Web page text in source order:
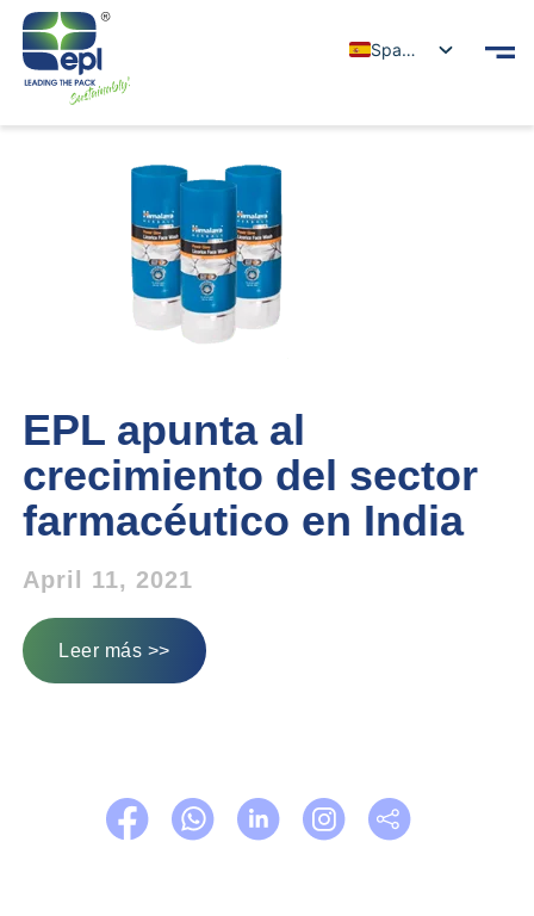
Spanish
EPL apunta al
crecimiento del sector
farmacéutico en India
April 11, 2021
Leer más >>